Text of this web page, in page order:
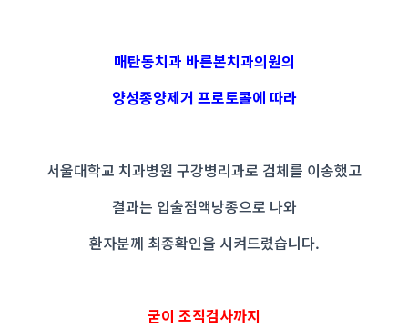
매탄동치과 바른본치과의원의
양성종양제거 프로토콜에 따라
서울대학교 치과병원 구강병리과로 검체를 이송했고
결과는 입술점액낭종으로 나와
환자분께 최종확인을 시켜드렸습니다.
굳이 조직검사까지